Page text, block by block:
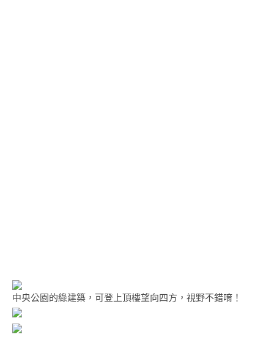
中央公園的綠建築，可登上頂樓望向四方，視野不錯唷！